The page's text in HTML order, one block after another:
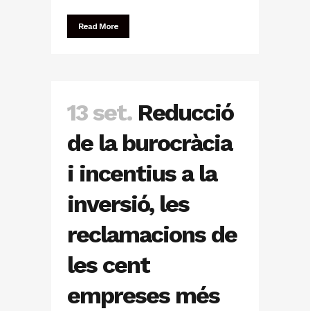
Read More
13 set. Reducció
de la burocràcia
i incentius a la
inversió, les
reclamacions de
les cent
empreses més